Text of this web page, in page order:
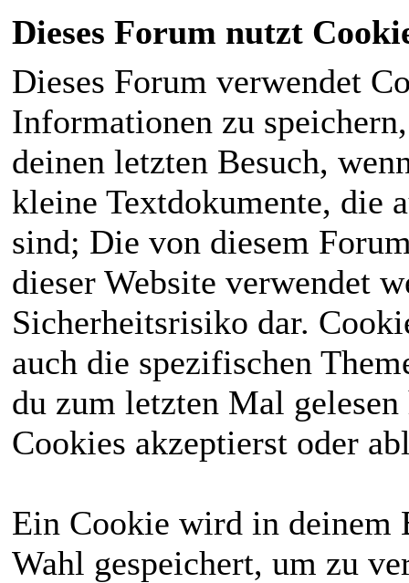
Dieses Forum nutzt
Dieses Forum verwendet
Informationen zu
deinen letzten Besuch,
kleine Textdokumente, die
sind; Die von diesem
dieser Website verwendet
Sicherheitsrisiko dar.
auch die spezifischen
du zum letzten Mal
Cookies akzeptierst oder
Ein Cookie wird in deinem
Wahl gespeichert, um zu